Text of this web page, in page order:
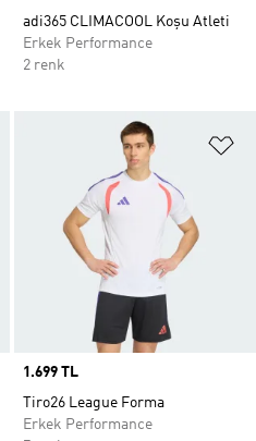
adi365 CLIMACOOL Koşu Atleti
Erkek Performance
2 renk
Favori Listesine Ekle
Price
1.699 TL
Tiro26 League Forma
Erkek Performance